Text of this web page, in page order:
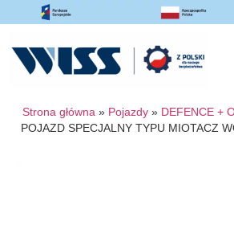
Strona główna » Pojazdy » DEFENCE +
POJAZD SPECJALNY TYPU MIOTACZ